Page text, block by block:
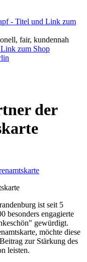
der
ist seit 5
besonders engagierte
gewürdigt.
möchte diese
zur Stärkung des
leisten.